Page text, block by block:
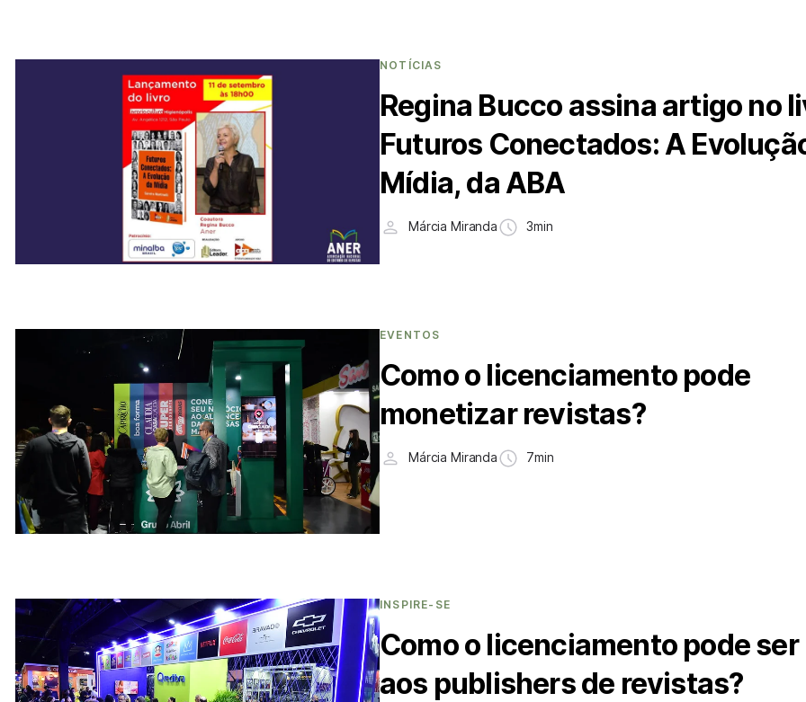
NOTÍCIAS
Regina Bucco assina artigo no
Futuros Conectados: A
Mídia, da ABA
Márcia Miranda 3min
EVENTOS
Como o licenciamento pode
monetizar revistas?
Márcia Miranda 7min
INSPIRE-SE
Como o licenciamento pode
aos publishers de revistas?